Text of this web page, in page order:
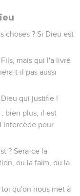
choses ? Si Dieu est
mais qui l'a livré
t-il pas aussi
qui justifie !
bien plus, il est
intercède pour
? Sera-ce la
ou la faim, ou la
qu'on nous met à